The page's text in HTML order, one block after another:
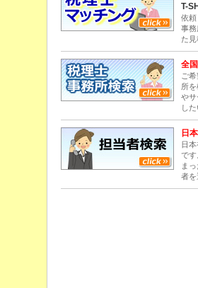
T-
依頼
事務
た
全
ご
所
やサ
し
日
日
です
ま
者を